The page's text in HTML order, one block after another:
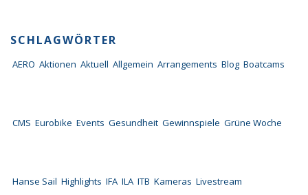
SCHLAGWÖRTER
AERO Aktionen Aktuell Allgemein Arrangements Blog Boatcams
CMS Eurobike Events Gesundheit Gewinnspiele Grüne Woche
Hanse Sail Highlights IFA ILA ITB Kameras Livestream